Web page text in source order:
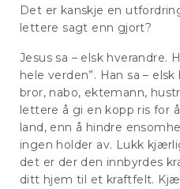
Det er kanskje en
lettere sagt enn gjort?
Jesus sa – elsk hverandre.
hele verden”. Han sa –
bror, nabo, ektemann,
lettere å gi en kopp ris for
land, enn å hindre
ingen holder av. Lukk
det er der den innbyrdes
ditt hjem til et kraftfelt.